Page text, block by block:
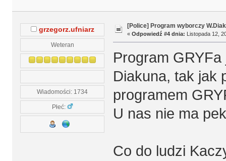
grzegorz.ufniarz
Weteran
Wiadomości: 1734
Płeć:
[Police] Program wyborczy
« Odpowiedź #4 dnia: Listopada 12,
Program GRYFa
Diakuna, tak jak
programem
U nas nie ma
Co do ludzi